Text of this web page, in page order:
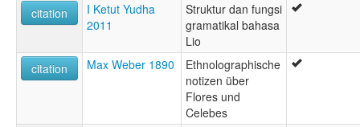
citation
I Ketut Yudha
2011
Struktur dan fungsi
gramatikal bahasa
Lio
citation
Max Weber 1890
Ethnolographische
notizen über
Flores und
Celebes